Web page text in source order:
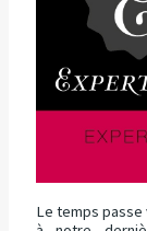
Le temps